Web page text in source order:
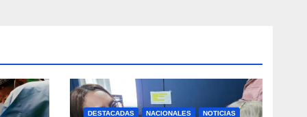
DESTACADAS NACIONALES NOTICIAS